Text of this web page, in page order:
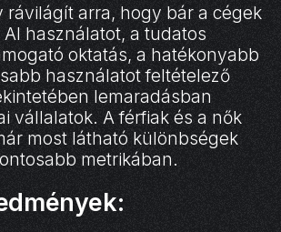
rávilágít arra, hogy bár a cégek
használatot, a tudatos
oktatás, a hatékonyabb
használatot feltételező
lemaradásban
vállalatok. A férfiak és a nők
most látható különbségek
metrikában.